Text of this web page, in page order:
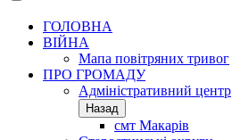
ГОЛОВНА
ВІЙНА
Мапа повітряних тривог
ПРО ГРОМАДУ
Aдміністративний центр
Назад
смт Макарів